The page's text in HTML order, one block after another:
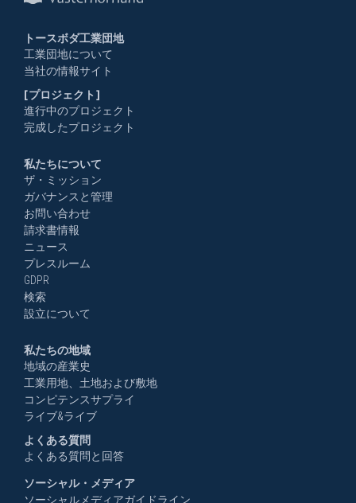
トースボダ工業団地
工業団地について
当社の情報サイト
[プロジェクト]
進行中のプロジェクト
完成したプロジェクト
私たちについて
ザ・ミッション
ガバナンスと管理
お問い合わせ
請求書情報
ニュース
プレスルーム
GDPR
検索
設立について
私たちの地域
地域の産業史
工業用地、土地および敷地
コンピテンスサプライ
ライブ&ライブ
よくある質問
よくある質問と回答
ソーシャル・メディア
ソーシャルメディアガイドライン